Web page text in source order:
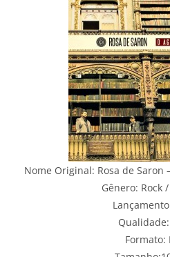
Nome Original: Rosa de Saron
Gênero: Rock
Formato: